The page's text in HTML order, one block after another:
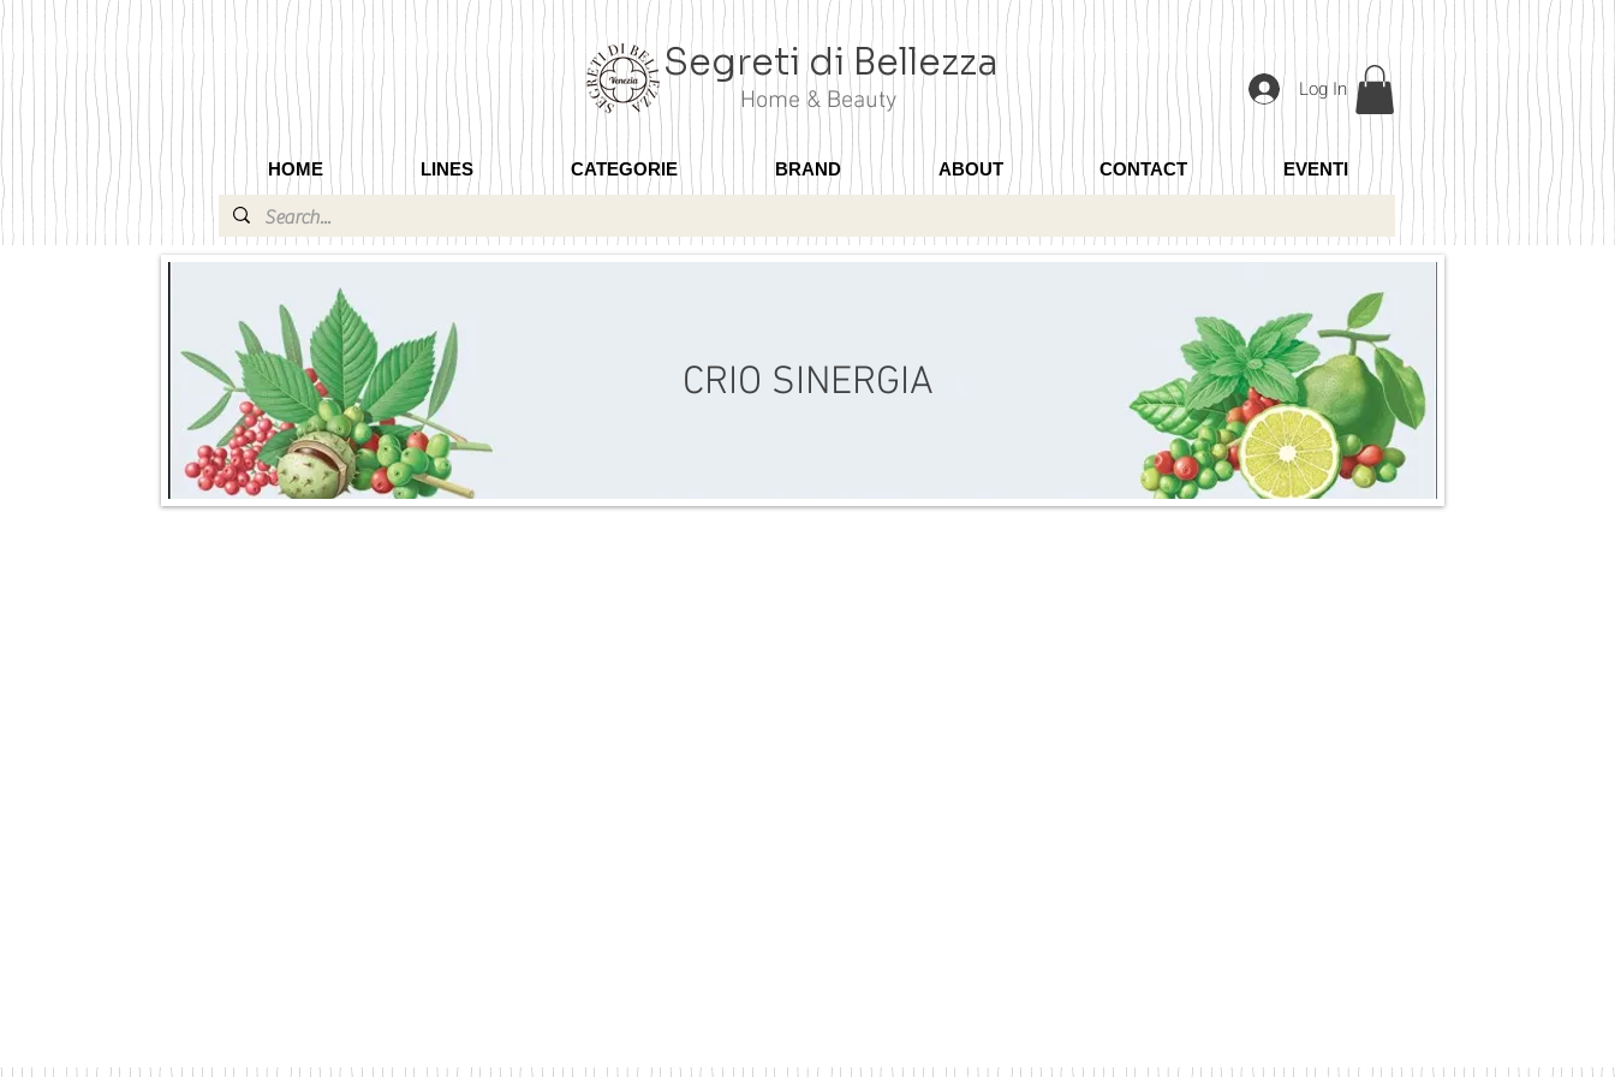
Segreti di Bellezza
Home & Beauty Log In
HOME LINES CATEGORIE BRAND ABOUT CONTACT EVENTI
CRIO SINERGIA